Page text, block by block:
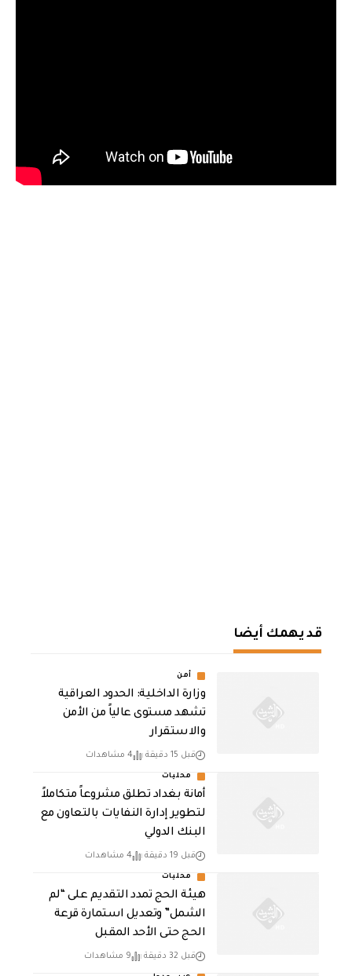
قد يهمك أيضا
أمن
وزارة الداخلية: الحدود العراقية
تشهد مستوى عالياً من الأمن
والاستقرار
قبل 15 دقيقة 4 مشاهدات
محليات
أمانة بغداد تطلق مشروعاً متكاملاً
لتطوير إدارة النفايات بالتعاون مع
البنك الدولي
قبل 19 دقيقة 4 مشاهدات
محليات
هيئة الحج تمدد التقديم على “لم
الشمل” وتعديل استمارة قرعة
الحج حتى الأحد المقبل
قبل 32 دقيقة 9 مشاهدات